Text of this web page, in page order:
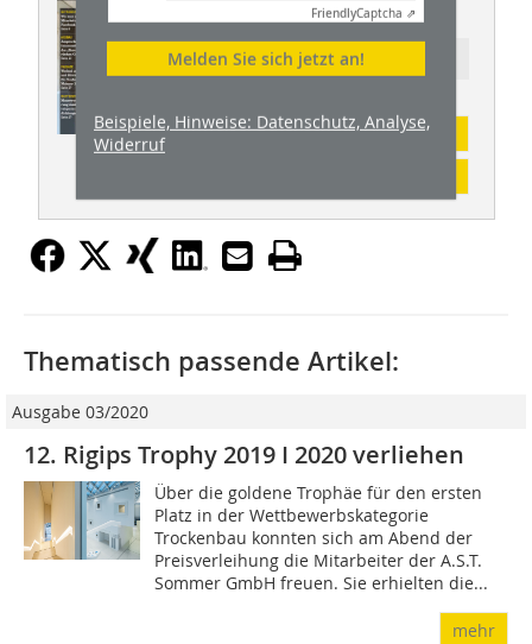
BHW 06/2021
Ressort: AUSBAU
Abonnement
FriendlyCaptcha ⇗
Melden Sie sich jetzt an!
Beispiele, Hinweise: Datenschutz, Analyse,
Widerruf
Thematisch passende Artikel:
Ausgabe 03/2020
12. Rigips Trophy 2019 I 2020 verliehen
Über die goldene Trophäe für den ersten
Platz in der Wettbewerbskategorie
Trockenbau konnten sich am Abend der
Preisverleihung die Mitarbeiter der A.S.T.
Sommer GmbH freuen. Sie erhielten die...
mehr